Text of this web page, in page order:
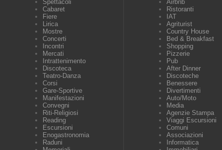
Spettacoli
Cabaret
Fiere
Lirica
Mostre
Concerti
Incontri
Mercati
Intrattenimento
Discoteca
Teatro-Danza
Corsi
Gare-Sportive
Manifestazioni
Convegni
Riti-Religiosi
Reading
Escursioni
Enogastronomia
Raduni
Airbnb
Ristoranti
IAT
Agriturist
Country House
Bed & Breakfast
Shopping
Pizzerie
Pub
After Dinner
Discoteche
Benessere
Divertimenti
Auto/Moto
Media
Agenzie Stampa
Viaggi Escursioni
Comuni
Associazioni
Informatica